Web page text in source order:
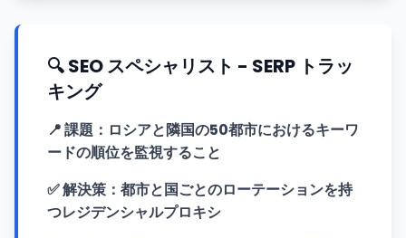
🔍 SEO スペシャリスト - SERP トラッ
キング
📍課題：ロシアと隣国の50都市におけるキーワ
ードの順位を監視すること
✅解決策：都市と国ごとのローテーションを持
つレジデンシャルプロキシ